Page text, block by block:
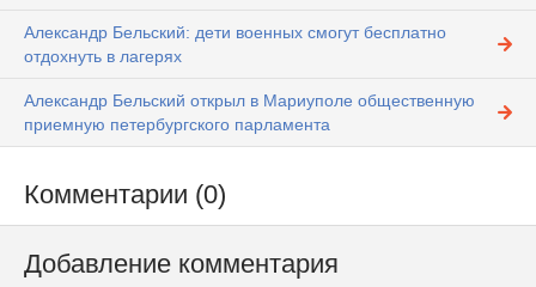
Александр Бельский: дети военных смогут бесплатно
отдохнуть в лагерях
Александр Бельский открыл в Мариуполе общественную
приемную петербургского парламента
Комментарии (0)
Добавление комментария